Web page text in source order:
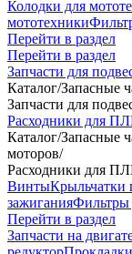
Колодки для
мототехники
Перейти в раздел
Перейти в раздел
Запчасти для
Каталог/Запасные
Запчасти для
Расходники для
Каталог/Запасные
моторов/
Расходники для
ВинтыКрыльчатки
зажигания
Перейти в раздел
Запчасти на